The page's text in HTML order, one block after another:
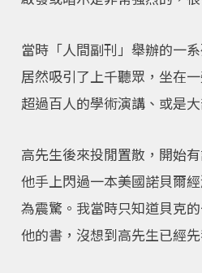
當時「人間副刊」舉辦的一
居然吸引了上千聽眾，坐在
超過百人的學術演講、或是
高先生後來投閒置散，開始
他手上閃過一本美國諾貝爾
為震驚。我當時只知道貝克
他的書，沒想到高先生已經